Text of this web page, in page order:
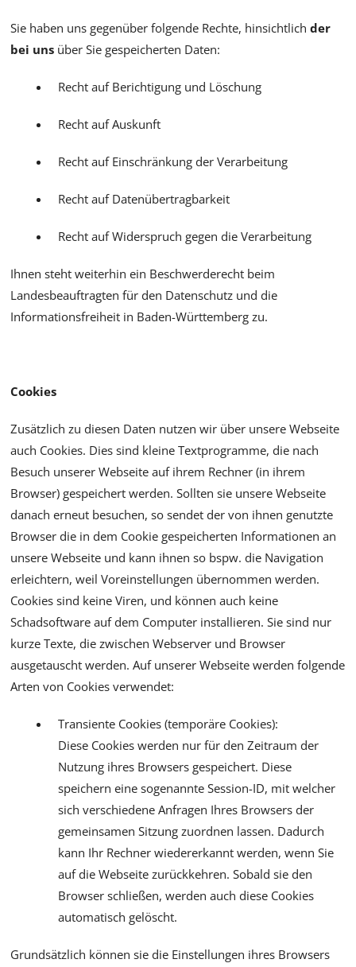
Sie haben uns gegenüber folgende Rechte, hinsichtlichder
bei uns über Sie gespeicherten Daten:
Recht auf Berichtigung und Löschung
Recht auf Auskunft
Recht auf Einschränkung der Verarbeitung
Recht auf Datenübertragbarkeit
Recht auf Widerspruch gegen die Verarbeitung
Ihnen steht weiterhin ein Beschwerderecht beim
Landesbeauftragten für den Datenschutz und die
Informationsfreiheit in Baden-Württemberg zu.
Cookies
Zusätzlich zu diesen Daten nutzen wir über unsere Webseite
auch Cookies. Dies sind kleine Textprogramme, die nach
Besuch unserer Webseite auf ihrem Rechner (in ihrem
Browser) gespeichert werden. Sollten sie unsere Webseite
danach erneut besuchen, so sendet der von ihnen genutzte
Browser die in dem Cookie gespeicherten Informationen an
unsere Webseite und kann ihnen so bspw. die Navigation
erleichtern, weil Voreinstellungen übernommen werden.
Cookies sind keine Viren, und können auch keine
Schadsoftware auf dem Computer installieren. Sie sind nur
kurze Texte, die zwischen Webserver und Browser
ausgetauscht werden. Auf unserer Webseite werden folgende
Arten von Cookies verwendet:
Transiente Cookies (temporäre Cookies):
Diese Cookies werden nur für den Zeitraum der
Nutzung ihres Browsers gespeichert. Diese
speichern eine sogenannte Session-ID, mit welcher
sich verschiedene Anfragen Ihres Browsers der
gemeinsamen Sitzung zuordnen lassen. Dadurch
kann Ihr Rechner wiedererkannt werden, wenn Sie
auf die Webseite zurückkehren. Sobald sie den
Browser schließen, werden auch diese Cookies
automatisch gelöscht.
Grundsätzlich können sie die Einstellungen ihres Browsers